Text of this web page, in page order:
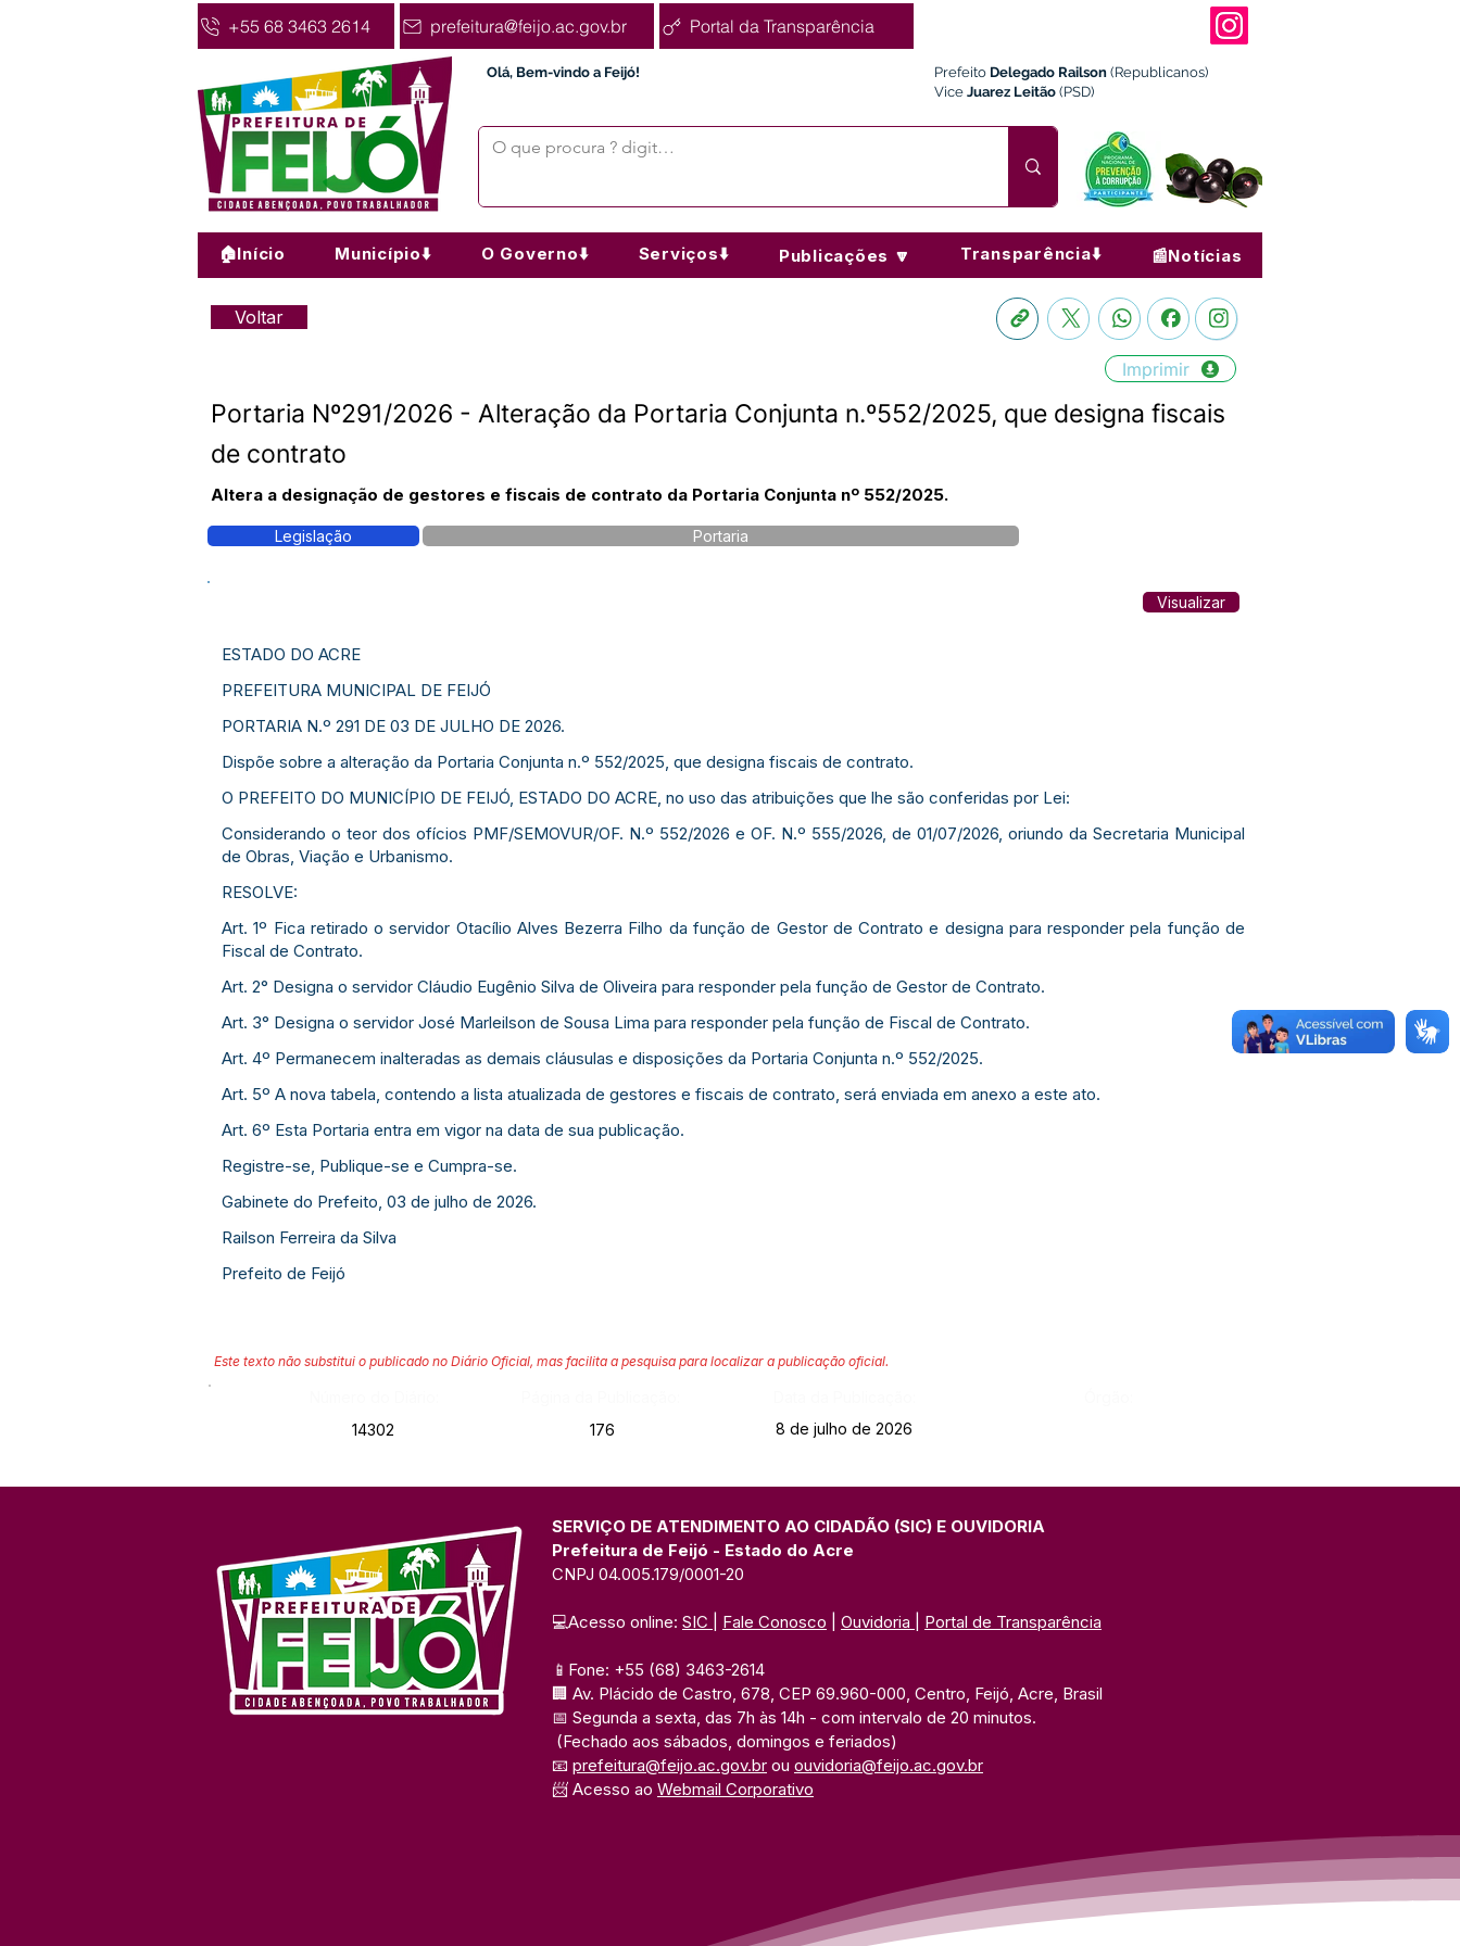
+55 68 3463 2614 prefeitura@feijo.ac.gov.br Portal da Transparência
Olá, Bem-vindo a Feijó! Prefeito Delegado Railson (Republicanos)
Vice Juarez Leitão (PSD)
🏠Início Município⬇️ O Governo⬇️ Serviços⬇️ Publicações 🔽 Transparência⬇️ 📰Notícias
Voltar
Imprimir
Portaria Nº291/2026 - Alteração da Portaria Conjunta n.º552/2025, que designa fiscais
de contrato
Altera a designação de gestores e fiscais de contrato da Portaria Conjunta nº 552/2025.
Legislação Portaria
Visualizar
ESTADO DO ACRE
PREFEITURA MUNICIPAL DE FEIJÓ
PORTARIA N.º 291 DE 03 DE JULHO DE 2026.
Dispõe sobre a alteração da Portaria Conjunta n.º 552/2025, que designa fiscais de contrato.
O PREFEITO DO MUNICÍPIO DE FEIJÓ, ESTADO DO ACRE, no uso das atribuições que lhe são conferidas por Lei:
Considerando o teor dos ofícios PMF/SEMOVUR/OF. N.º 552/2026 e OF. N.º 555/2026, de 01/07/2026, oriundo da Secretaria Municipal
de Obras, Viação e Urbanismo.
RESOLVE:
Art. 1º Fica retirado o servidor Otacílio Alves Bezerra Filho da função de Gestor de Contrato e designa para responder pela função de
Fiscal de Contrato.
Art. 2° Designa o servidor Cláudio Eugênio Silva de Oliveira para responder pela função de Gestor de Contrato.
Art. 3° Designa o servidor José Marleilson de Sousa Lima para responder pela função de Fiscal de Contrato.
Art. 4º Permanecem inalteradas as demais cláusulas e disposições da Portaria Conjunta n.º 552/2025.
Art. 5º A nova tabela, contendo a lista atualizada de gestores e fiscais de contrato, será enviada em anexo a este ato.
Art. 6º Esta Portaria entra em vigor na data de sua publicação.
Registre-se, Publique-se e Cumpra-se.
Gabinete do Prefeito, 03 de julho de 2026.
Railson Ferreira da Silva
Prefeito de Feijó
Este texto não substitui o publicado no Diário Oficial, mas facilita a pesquisa para localizar a publicação oficial.
14302
176 8 de julho de 2026
SERVIÇO DE ATENDIMENTO AO CIDADÃO (SIC) E OUVIDORIA
Prefeitura de Feijó - Estado do Acre
CNPJ 04.005.179/0001-20
💻Acesso online: SIC Fale Conosco Ouvidoria Portal de Transparência
📱Fone: +55 (68) 3463-2614
🏢 Av. Plácido de Castro, 678, CEP 69.960-000, Centro, Feijó, Acre, Brasil
📅 Segunda a sexta, das 7h às 14h - com intervalo de 20 minutos.
(Fechado aos sábados, domingos e feriados)
📧 prefeitura@feijo.ac.gov.br ou ouvidoria@feijo.ac.gov.br
📨 Acesso ao Webmail Corporativo